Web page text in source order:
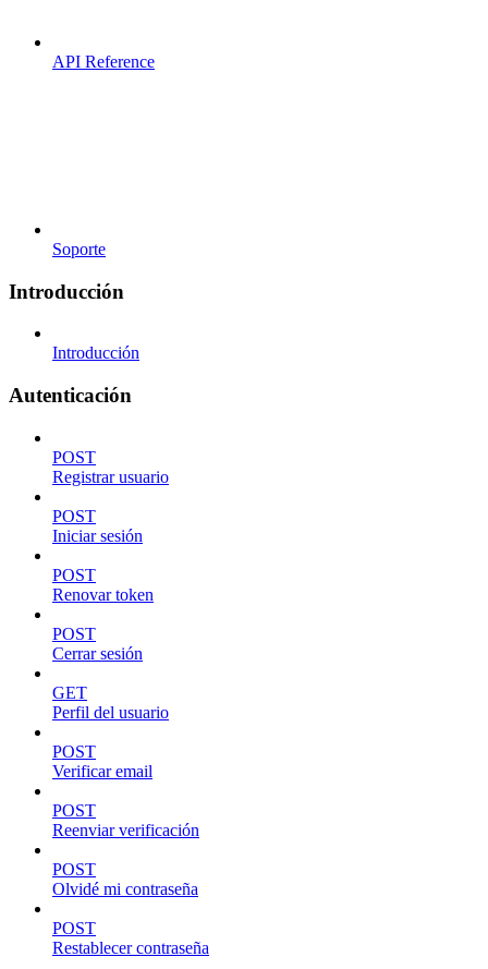
API Reference
Soporte
Introducción
Introducción
Autenticación
POST
Registrar usuario
POST
Iniciar sesión
POST
Renovar token
POST
Cerrar sesión
GET
Perfil del usuario
POST
Verificar email
POST
Reenviar verificación
POST
Olvidé mi contraseña
POST
Restablecer contraseña